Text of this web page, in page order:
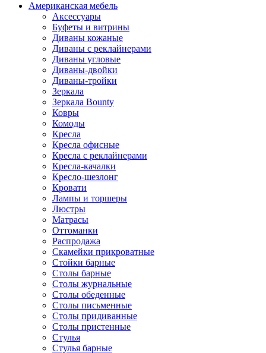
Американская мебель
Аксессуары
Буфеты и витрины
Диваны кожаные
Диваны с реклайнерами
Диваны угловые
Диваны-двойки
Диваны-тройки
Зеркала
Зеркала Bounty
Ковры
Комоды
Кресла
Кресла офисные
Кресла с реклайнерами
Кресла-качалки
Кресло-шезлонг
Кровати
Лампы и торшеры
Люстры
Матрасы
Оттоманки
Распродажа
Скамейки прикроватные
Стойки барные
Столы барные
Столы журнальные
Столы обеденные
Столы письменные
Столы придиванные
Столы пристенные
Стулья
Стулья барные